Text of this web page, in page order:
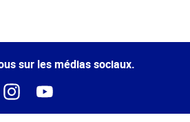
sur les médias sociaux.